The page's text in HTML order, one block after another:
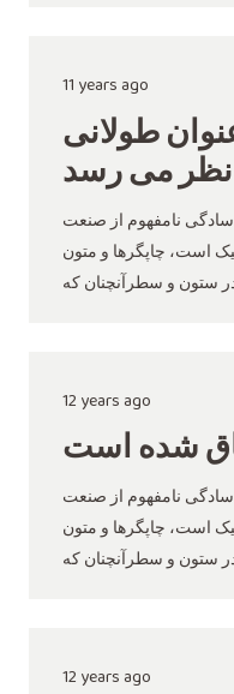
11 years ago
طولانی
نظر می رسد
سادگی نامفهوم از صنعت
است، چاپگرها و متون
12 years ago
شده است
سادگی نامفهوم از صنعت
است، چاپگرها و متون
12 years ago